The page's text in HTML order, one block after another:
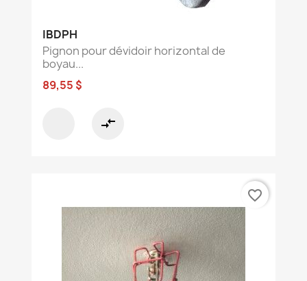
IBDPH
Pignon pour dévidoir horizontal de
boyau...
89,55 $
compare_arrows
favorite_border